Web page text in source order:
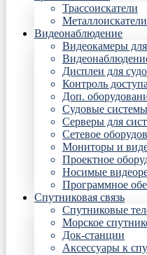
Трассоискатели
Металлоискатели
Видеонаблюдение
Видеокамеры для
Дисплеи для
Контроль
Доп.
Судовые
Серверы для
Сетевое
Мониторы и
Проектное
Носимые
Программное
Спутниковая связь
Спутниковые
Морское
Док-станции
Аксессуары к